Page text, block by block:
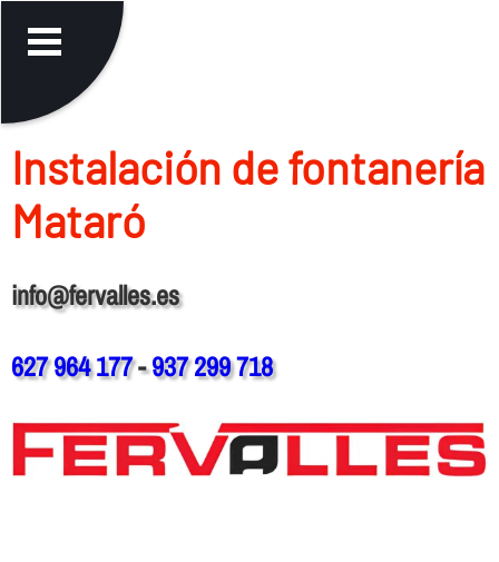
Instalación de fontanerí­a
Mataró
info@fervalles.es
627 964 177-937 299 718